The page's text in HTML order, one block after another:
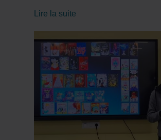
Lire la suite